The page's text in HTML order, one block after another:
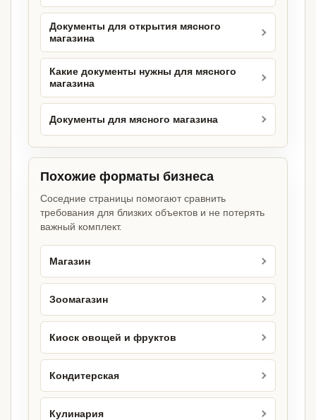
Документы для открытия мясного
магазина
Какие документы нужны для мясного
магазина
Документы для мясного магазина
Похожие форматы бизнеса
Соседние страницы помогают сравнить
требования для близких объектов и не потерять
важный комплект.
Магазин
Зоомагазин
Киоск овощей и фруктов
Кондитерская
Кулинария